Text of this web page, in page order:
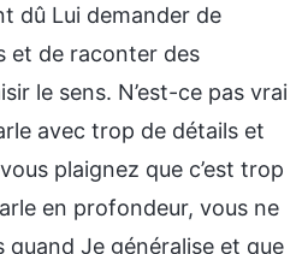
dû Lui demander de
et de raconter des
le sens. N’est-ce pas vrai
avec trop de détails et
plaignez que c’est trop
en profondeur, vous ne
quand Je généralise et que